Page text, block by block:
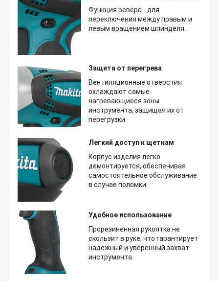
Функция реверс - для
переключения между правым и
левым вращением шпинделя.
Защита от перегрева
Вентиляционные отверстия
охлаждают самые
нагревающиеся зоны
инструмента, защищая их от
перегрузки.
Легкий доступ к щеткам
Корпус изделия легко
демонтируется, обеспечивая
самостоятельное обслуживание
в случае поломки.
Удобное использование
Прорезиненная рукоятка не
скользит в руке, что гарантирует
надежный и уверенный захват
инструмента.